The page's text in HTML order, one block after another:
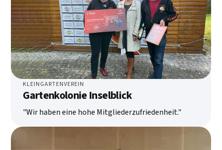
KLEINGARTENVEREIN
Gartenkolonie Inselblick
"Wir haben eine hohe Mitgliederzufriedenheit."